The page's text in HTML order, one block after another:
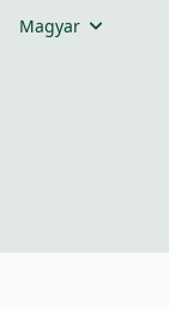
Magyar